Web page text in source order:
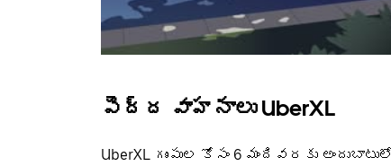
పెద్ద వాహనాలు UberXL
UberXL గుంపుల కోసం 6 మందివరకు అందుబాటులో